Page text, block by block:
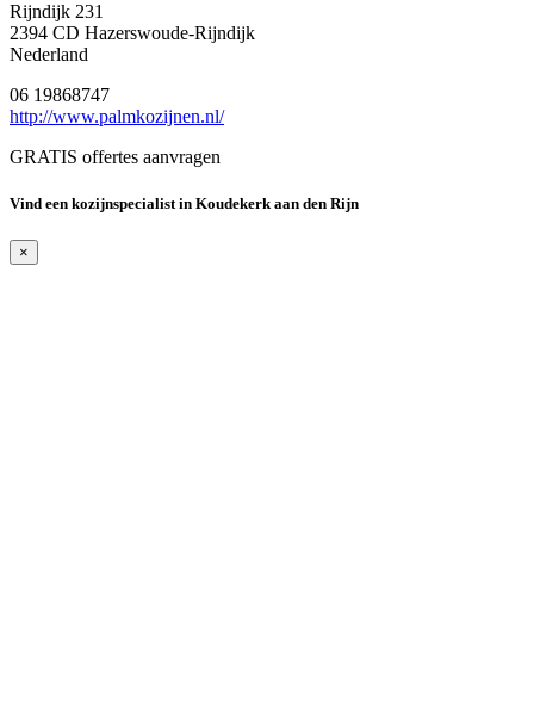
Rijndijk 231
2394 CD Hazerswoude-Rijndijk
Nederland
06 19868747
http://www.palmkozijnen.nl/
GRATIS offertes aanvragen
Vind een kozijnspecialist in Koudekerk aan den Rijn
×